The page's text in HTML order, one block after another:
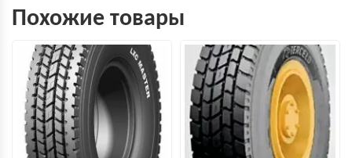
Похожие товары